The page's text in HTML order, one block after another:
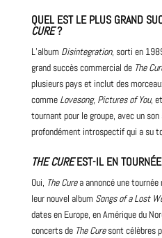
QUEL EST LE PLUS GRAND
CURE?
L’album Disintegration, sorti en
grand succès commercial de The
plusieurs pays et inclut des
comme Lovesong, Pictures of You, et
tournant pour le groupe, avec un
profondément introspectif qui a su
THE CUREEST-IL EN
Oui, The Curea annoncé une
leur nouvel album Songs of a Lost
dates en Europe, en Amérique du
concerts de The Curesont célèbres